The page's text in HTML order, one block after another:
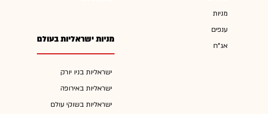
מניות
ענפים
אג"ח
מניות ישראליות בעולם
ישראליות בניו יורק
ישראליות באירופה
ישראליות בשוקי עולם